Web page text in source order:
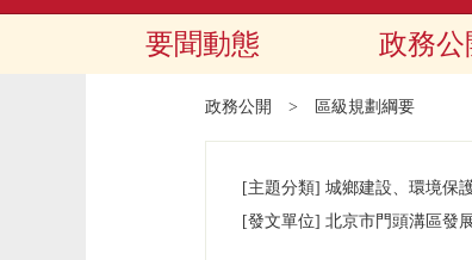
要聞動態 政務公
政務公開 > 區級規劃綱要
[主題分類] 城鄉建設、環境保
[發文單位] 北京市門頭溝區發